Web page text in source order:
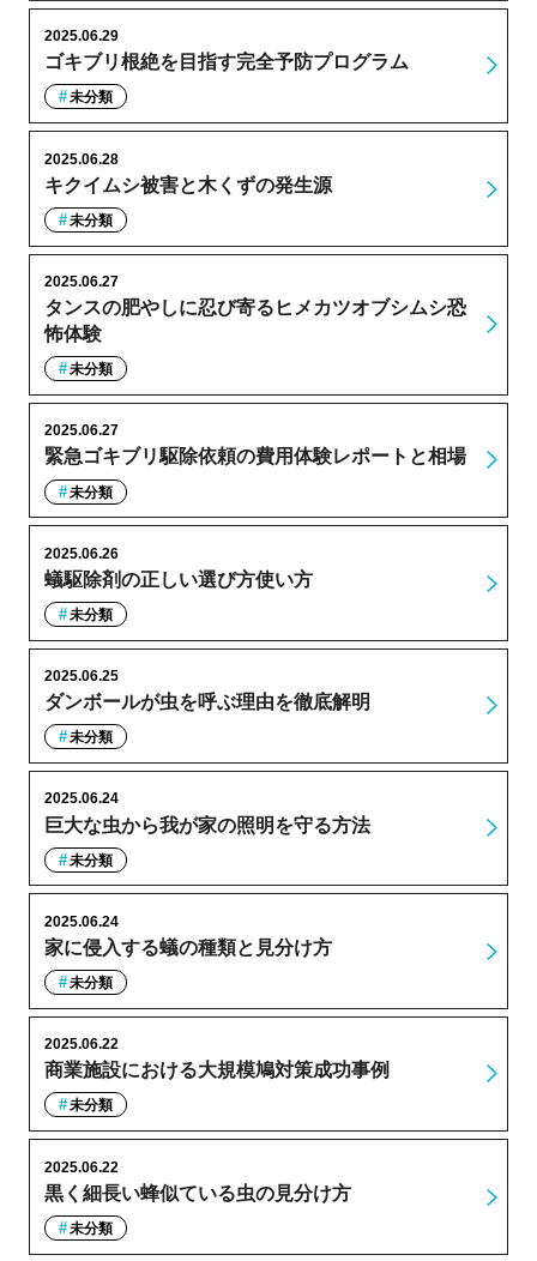
ゴキブリ根絶を目指す完全予防プログラム
2025.06.29
未分類
キクイムシ被害と木くずの発生源
2025.06.28
未分類
タンスの肥やしに忍び寄るヒメカツオブシムシ恐
怖体験
2025.06.27
未分類
緊急ゴキブリ駆除依頼の費用体験レポートと相場
2025.06.27
未分類
蟻駆除剤の正しい選び方使い方
2025.06.26
未分類
ダンボールが虫を呼ぶ理由を徹底解明
2025.06.25
未分類
巨大な虫から我が家の照明を守る方法
2025.06.24
未分類
家に侵入する蟻の種類と見分け方
2025.06.24
未分類
商業施設における大規模鳩対策成功事例
2025.06.22
未分類
黒く細長い蜂似ている虫の見分け方
2025.06.22
未分類